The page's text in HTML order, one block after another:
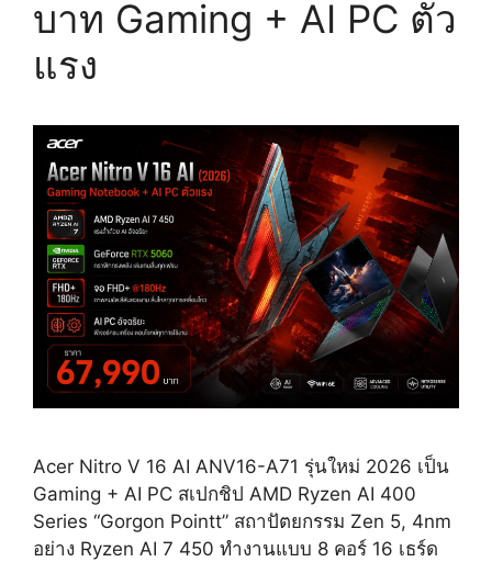
บาท Gaming + AI PC ตัว
แรง
Acer Nitro V 16 AI ANV16-A71 รุ่นใหม่ 2026 เป็น
Gaming + AI PC สเปกชิป AMD Ryzen AI 400
Series “Gorgon Pointt” สถาปัตยกรรม Zen 5, 4nm
อย่าง Ryzen AI 7 450 ทำงานแบบ 8 คอร์ 16 เธร์ด